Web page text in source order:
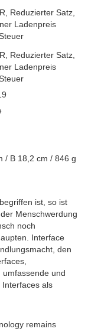
Reduzierter Satz
Ladenpreis
Reduzierter Satz
Ladenpreis
/ B 18,2 cm / 846 g
ist, so ist
Menschwerdung
noch
Interface
den
und
als
remains